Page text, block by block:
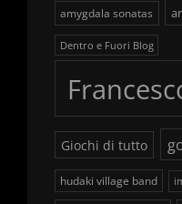
amygdala sonatas
Dentro e Fuori Blog
Giochi di tutto
hudaki village band